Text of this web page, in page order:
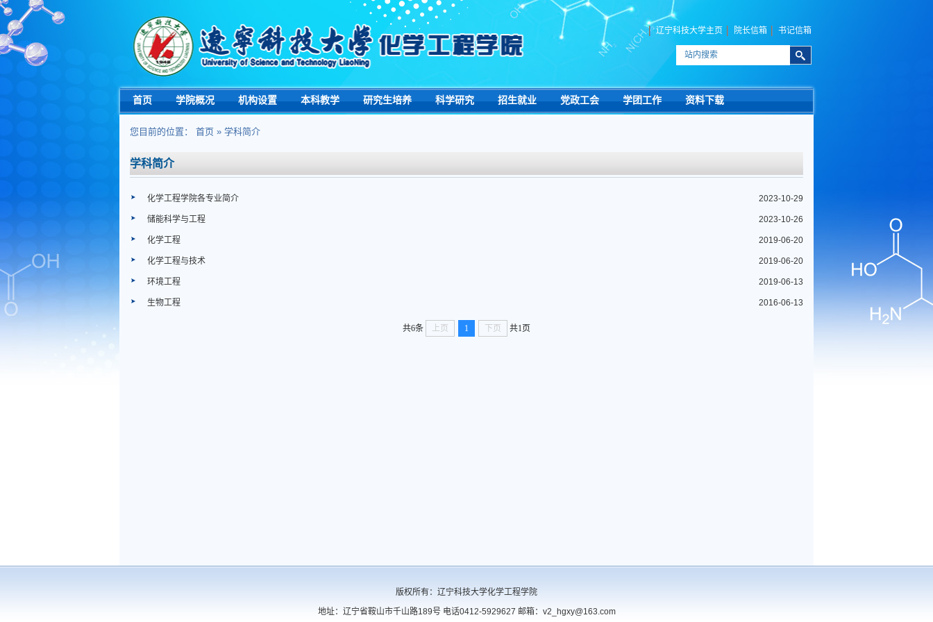
辽宁科技大学主页 院长信箱 书记信箱
首页 学院概况 机构设置 本科教学 研究生培养 科学研究 招生就业 党政工会 学团工作 资料下载
您目前的位置： 首页 » 学科简介
学科简介
2023-10-29
化学工程学院各专业简介
2023-10-26
储能科学与工程
2019-06-20
化学工程
2019-06-20
化学工程与技术
2019-06-13
环境工程
2016-06-13
生物工程
共6条 上页 1 下页 共1页
版权所有：辽宁科技大学化学工程学院
地址：辽宁省鞍山市千山路189号 电话0412-5929627 邮箱：v2_hgxy@163.com